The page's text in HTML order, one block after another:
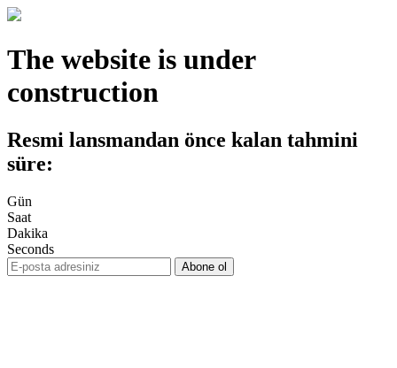
The website is under
construction
Resmi lansmandan önce kalan tahmini
süre:
Gün
Saat
Dakika
Seconds